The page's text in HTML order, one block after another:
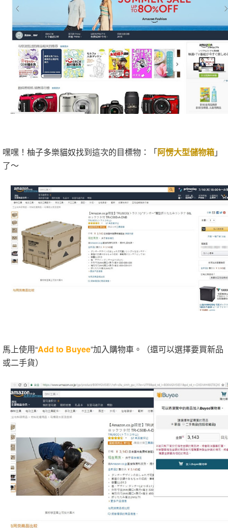
嘿嘿！柚子多樂貓奴找到這次的目標物：「阿愣大型儲物箱」
了～
馬上使用“Add to Buyee”加入購物車。（還可以選擇要買新品
或二手貨）